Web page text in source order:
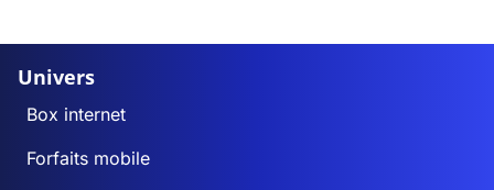
Univers
Box internet
Forfaits mobile